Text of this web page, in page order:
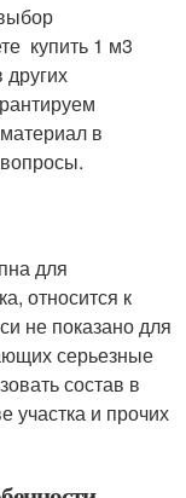
купить 1 м3
в
для
относится к
не показано для
серьезные
состав в
участка и прочих